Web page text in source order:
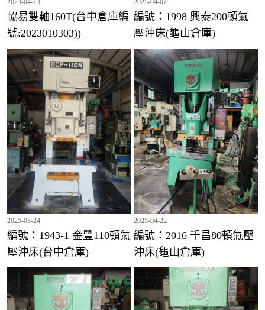
編號：2075 千昌35頓氣壓沖床(龜山倉庫)
編號：2039 千昌25頓氣壓沖床(龜山倉庫)
2023-04-13
協易雙軸160T(台中倉庫編
號:2023010303))
2025-04-07
編號：1998 興泰200頓氣
壓沖床(龜山倉庫)
2025-03-24
編號：1943-1 金豐110頓氣
壓沖床(台中倉庫)
2025-04-22
編號：2016 千昌80頓氣壓
沖床(龜山倉庫)